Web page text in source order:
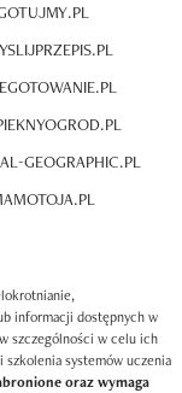
GEOGRAPHIC.PL
informacji dostępnych w
szczególności w celu ich
systemów uczenia
oraz wymaga